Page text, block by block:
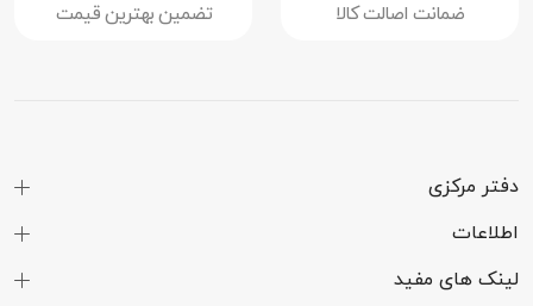
ضمانت اصالت کالا تضمین بهترین قیمت
دفتر مرکزی
اطلاعات
لینک های مفید